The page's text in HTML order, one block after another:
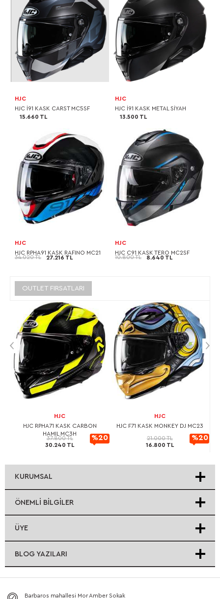
HJC
HJC I91 KASK CARST MC5SF
15.660 TL
HJC
HJC I91 KASK METAL SİYAH
13.500 TL
HJC
HJC RPHA91 KASK RAFINO MC21
34.020 TL 27.216 TL
HJC
HJC C91 KASK TERO MC2SF
10.800 TL 8.640 TL
OUTLET FIRSATLARI
HJC
HJC RPHA71 KASK CARBON
HAMIL MC3H
37.800 TL
30.240 TL
%20
İndirimli
HJC
HJC F71 KASK MONKEY DJ MC23
21.000 TL
16.800 TL
%20
İndirimli
KURUMSAL
ÖNEMLI BILGILER
ÜYE
BLOG YAZILARI
Barbaros mahallesi Mor Amber Sokak